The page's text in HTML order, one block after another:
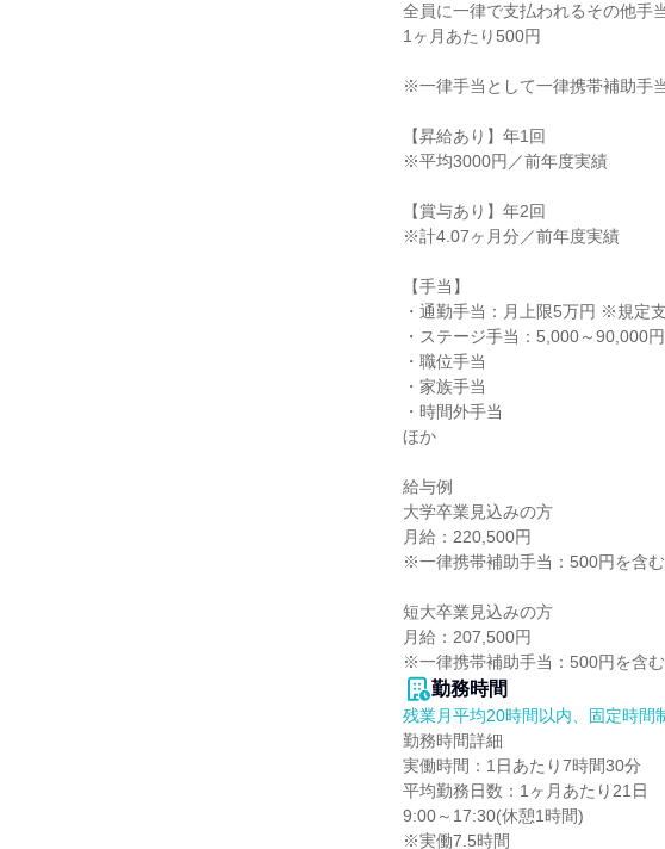
全員に一律で支払われるその他手
1ヶ月あたり500円
※一律手当として一律携帯補助手
【昇給あり】年1回
※平均3000円／前年度実績
【賞与あり】年2回
※計4.07ヶ月分／前年度実績
【手当】
・通勤手当：月上限5万円 ※規定
・ステージ手当：5,000～90,000
・職位手当
・家族手当
・時間外手当
ほか
給与例
大学卒業見込みの方
月給：220,500円
※一律携帯補助手当：500円を含む
短大卒業見込みの方
月給：207,500円
※一律携帯補助手当：500円を含む
勤務時間
残業月平均20時間以内、固定時間
勤務時間詳細
実働時間：1日あたり7時間30分
平均勤務日数：1ヶ月あたり21日
9:00～17:30(休憩1時間)
※実働7.5時間